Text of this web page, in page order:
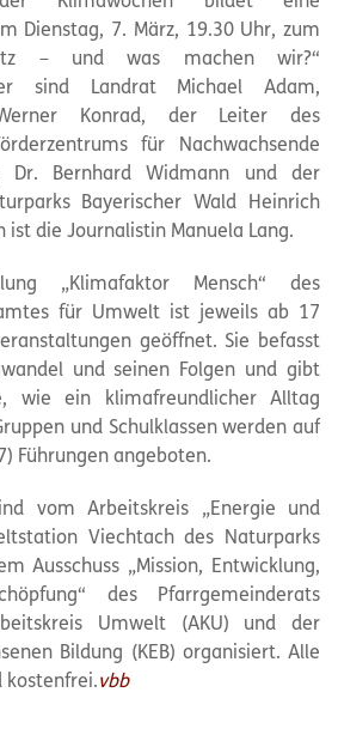
Dienstag, 7. März, 19.30 Uhr, zum
– und was machen wir?“
sind Landrat Michael Adam,
Konrad, der Leiter des
für Nachwachsende
Dr. Bernhard Widmann und der
Bayerischer Wald Heinrich
ist die Journalistin Manuela Lang.
„Klimafaktor Mensch“ des
für Umwelt ist jeweils ab 17
geöffnet. Sie befasst
und seinen Folgen und gibt
wie ein klimafreundlicher Alltag
und Schulklassen werden auf
Führungen angeboten.
vom Arbeitskreis „Energie und
Viechtach des Naturparks
Ausschuss „Mission, Entwicklung,
des Pfarrgemeinderats
Umwelt (AKU) und der
Bildung (KEB) organisiert. Alle
kostenfrei.vbb